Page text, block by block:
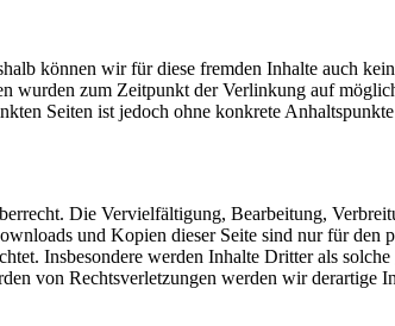
können wir für diese fremden Inhalte auch
wurden zum Zeitpunkt der Verlinkung auf
Seiten ist jedoch ohne konkrete
Die Vervielfältigung, Bearbeitung,
und Kopien dieser Seite sind nur für den
Insbesondere werden Inhalte Dritter als
von Rechtsverletzungen werden wir derartige